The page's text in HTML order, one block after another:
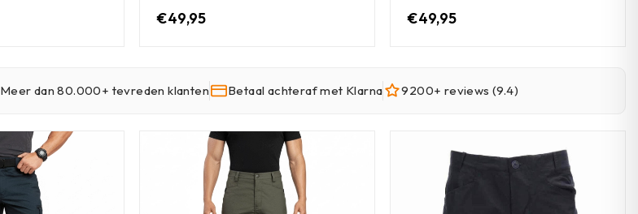
€49,95 €49,95
Meer dan 80.000+ tevreden klanten Betaal achteraf met Klarna 9200+ reviews (9.4)